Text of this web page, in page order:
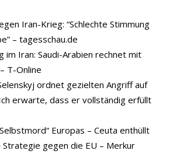
Iran-Krieg: “Schlechte Stimmung
– tagesschau.de
im Iran: Saudi-Arabien rechnet mit
T-Online
ordnet gezielten Angriff auf
erwarte, dass er vollständig erfüllt
Europas – Ceuta enthüllt
gegen die EU – Merkur